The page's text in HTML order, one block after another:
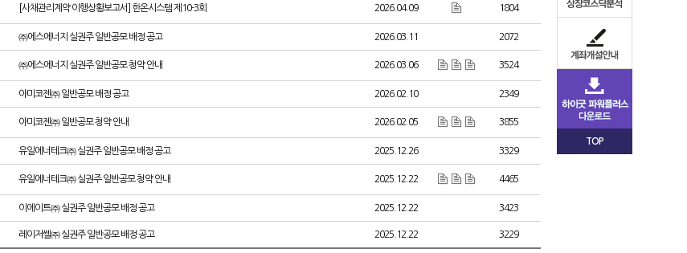
[사채관리계약 이행상황보고서] 한온시스템 제10-3회 2026.04.09 1804
㈜에스에너지 실권주 일반공모 배정 공고 2026.03.11 2072
㈜에스에너지 실권주 일반공모 청약 안내 2026.03.06 3524
아미코젠㈜ 일반공모 배정 공고 2026.02.10 2349
아미코젠㈜ 일반공모 청약 안내 2026.02.05 3855
유일에너테크㈜ 실권주 일반공모 배정 공고 2025.12.26 3329
유일에너테크㈜ 실권주 일반공모 청약 안내 2025.12.22 4465
이에이트㈜ 실권주 일반공모 배정 공고 2025.12.22 3423
레이저쎌㈜ 실권주 일반공모 배정 공고 2025.12.22 3229
TOP